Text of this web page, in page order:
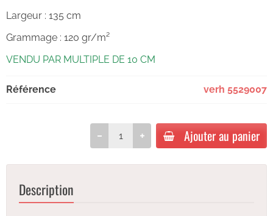
Largeur : 135 cm
Grammage : 120 gr/m²
VENDU PAR MULTIPLE DE 10 CM
Référence verh 5529007
Ajouter au panier
Description